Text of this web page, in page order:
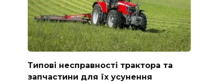
Типові несправності трактора та
запчастини для їх усунення